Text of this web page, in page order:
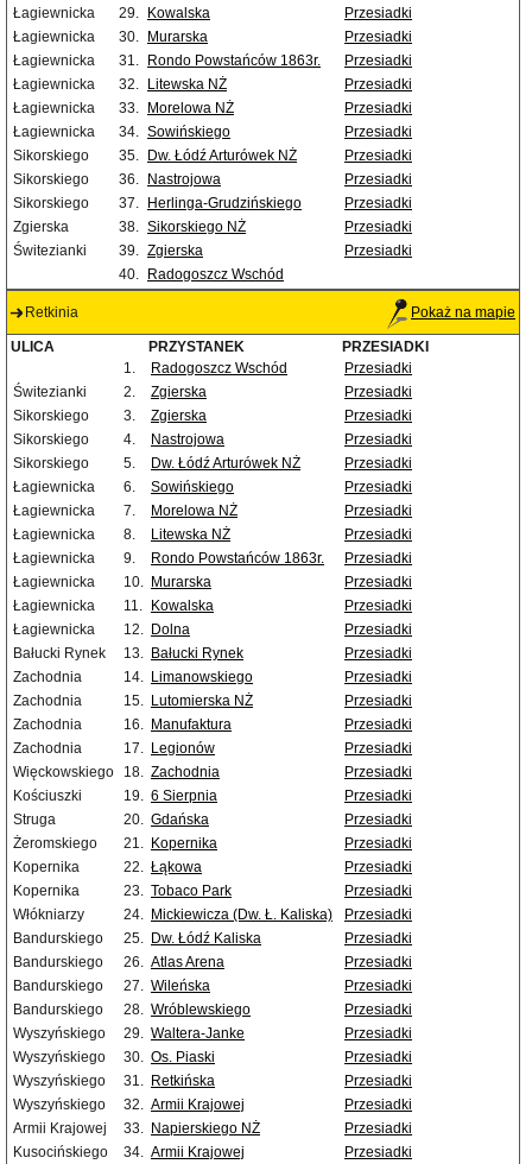
Łagiewnicka
29. Kowalska
Przesiadki
Łagiewnicka
30. Murarska
Przesiadki
Łagiewnicka
31. Rondo Powstańców 1863r.
Przesiadki
Łagiewnicka
32. Litewska NŻ
Przesiadki
Łagiewnicka
33. Morelowa NŻ
Przesiadki
Łagiewnicka
34. Sowińskiego
Przesiadki
Sikorskiego
35. Dw. Łódź Arturówek NŻ
Przesiadki
Sikorskiego
36. Nastrojowa
Przesiadki
Sikorskiego
37. Herlinga-Grudzińskiego
Przesiadki
Zgierska
38. Sikorskiego NŻ
Przesiadki
Świtezianki
39. Zgierska
Przesiadki
40.
Radogoszcz Wschód
Retkinia Pokaż na mapie
ULICA PRZYSTANEK
PRZESIADKI
1.
Radogoszcz Wschód
Przesiadki
Świtezianki
2. Zgierska
Przesiadki
Sikorskiego
3. Zgierska
Przesiadki
Sikorskiego
4. Nastrojowa
Przesiadki
Sikorskiego
5. Dw. Łódź Arturówek NŻ
Przesiadki
Łagiewnicka
6. Sowińskiego
Przesiadki
Łagiewnicka
7. Morelowa NŻ
Przesiadki
Łagiewnicka
8. Litewska NŻ
Przesiadki
Łagiewnicka
9. Rondo Powstańców 1863r.
Przesiadki
Łagiewnicka
10. Murarska
Przesiadki
Łagiewnicka
11. Kowalska
Przesiadki
Łagiewnicka
12. Dolna
Przesiadki
Bałucki Rynek
13. Bałucki Rynek
Przesiadki
Zachodnia
14. Limanowskiego
Przesiadki
Zachodnia
15. Lutomierska NŻ
Przesiadki
Zachodnia
16. Manufaktura
Przesiadki
Zachodnia
17. Legionów
Przesiadki
Więckowskiego
18. Zachodnia
Przesiadki
Kościuszki
19. 6 Sierpnia
Przesiadki
Struga
20. Gdańska
Przesiadki
Żeromskiego
21. Kopernika
Przesiadki
Kopernika
22. Łąkowa
Przesiadki
Kopernika
23. Tobaco Park
Przesiadki
Włókniarzy
24. Mickiewicza (Dw. Ł. Kaliska)
Przesiadki
Bandurskiego
25. Dw. Łódź Kaliska
Przesiadki
Bandurskiego
26. Atlas Arena
Przesiadki
Bandurskiego
27. Wileńska
Przesiadki
Bandurskiego
28. Wróblewskiego
Przesiadki
Wyszyńskiego
29. Waltera-Janke
Przesiadki
Wyszyńskiego
30. Os. Piaski
Przesiadki
Wyszyńskiego
31. Retkińska
Przesiadki
Wyszyńskiego
32. Armii Krajowej
Przesiadki
Armii Krajowej
33. Napierskiego NŻ
Przesiadki
Kusocińskiego
34. Armii Krajowej Przesiadki